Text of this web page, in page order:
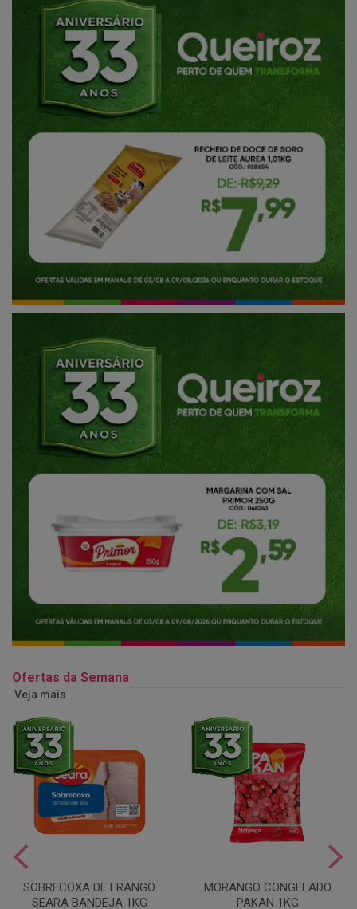
Ofertas da Semana
Veja mais
SOBRECOXA DE FRANGO
SEARA BANDEJA 1KG
MORANGO CONGELADO
PAKAN 1KG